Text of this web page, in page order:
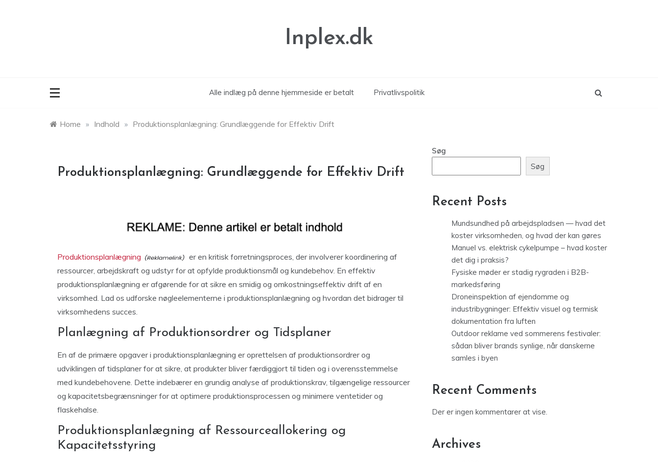
Inplex.dk
Alle indlæg på denne hjemmeside er betalt Privatlivspolitik
Home » Indhold » Produktionsplanlægning: Grundlæggende for Effektiv Drift
Produktionsplanlægning: Grundlæggende for Effektiv Drift
Produktionsplanlægning
er en kritisk forretningsproces, der involverer koordinering af
ressourcer, arbejdskraft og udstyr for at opfylde produktionsmål og kundebehov. En effektiv
produktionsplanlægning er afgørende for at sikre en smidig og omkostningseffektiv drift af en
virksomhed. Lad os udforske nøgleelementerne i produktionsplanlægning og hvordan det bidrager til
virksomhedens succes.
Planlægning af Produktionsordrer og Tidsplaner
En af de primære opgaver i produktionsplanlægning er oprettelsen af produktionsordrer og
udviklingen af tidsplaner for at sikre, at produkter bliver færdiggjort til tiden og i overensstemmelse
med kundebehovene. Dette indebærer en grundig analyse af produktionskrav, tilgængelige ressourcer
og kapacitetsbegrænsninger for at optimere produktionsprocessen og minimere ventetider og
flaskehalse.
Produktionsplanlægning af Ressourceallokering og
Kapacitetsstyring
Søg
Søg
Recent Posts
Mundsundhed på arbejdspladsen — hvad det
koster virksomheden, og hvad der kan gøres
Manuel vs. elektrisk cykelpumpe – hvad koster
det dig i praksis?
Fysiske møder er stadig rygraden i B2B-
markedsføring
Droneinspektion af ejendomme og
industribygninger: Effektiv visuel og termisk
dokumentation fra luften
Outdoor reklame ved sommerens festivaler:
sådan bliver brands synlige, når danskerne
samles i byen
Recent Comments
Der er ingen kommentarer at vise.
Archives